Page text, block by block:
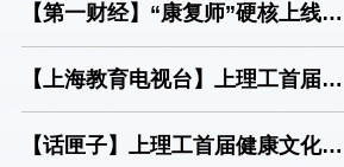
【第一财经】“康复师”硬核上线丨
引领区观察
【上海教育电视台】上理工首届健
康文化节开幕，落地产教融合新举
措
【话匣子】上理工首届健康文化节